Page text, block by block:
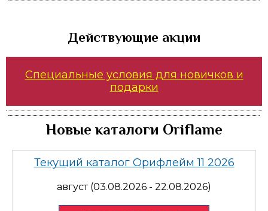
Действующие акции
Специальные условия для новичков и
подарки
Новые каталоги Oriflame
Текущий каталог Орифлейм 11 2026
август (03.08.2026 - 22.08.2026)